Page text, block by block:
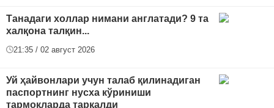
Танадаги холлар нимани англатади? 9 та
халқона талқин...
21:35 / 02 август 2026
Уй ҳайвонлари учун талаб қилинадиган
паспортнинг нусха кўриниши
тармоқларда тарқалди